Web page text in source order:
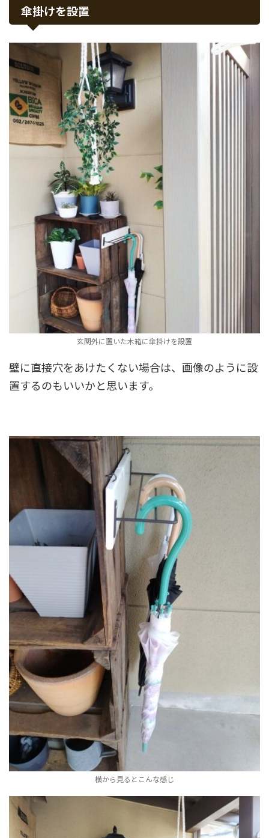
傘掛けを設置
玄関外に置いた木箱に傘掛けを設置
壁に直接穴をあけたくない場合は、画像のように設
置するのもいいかと思います。
横から見るとこんな感じ